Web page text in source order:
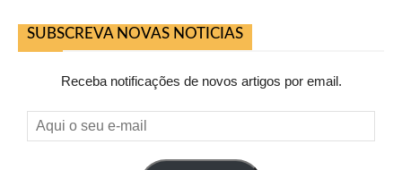
SUBSCREVA NOVAS NOTICIAS
Receba notificações de novos artigos por email.
Aqui
o